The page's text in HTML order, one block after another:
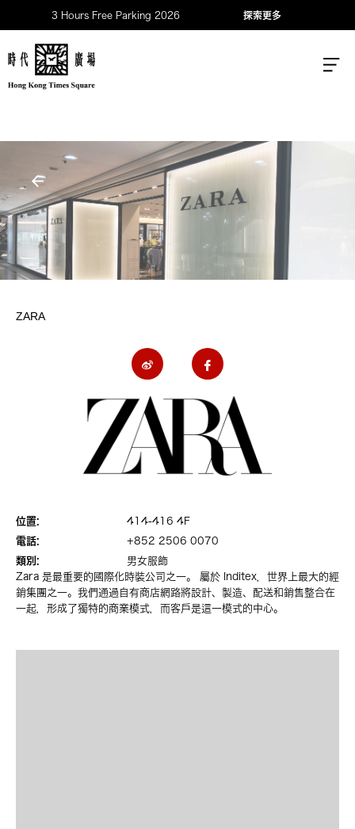
3 Hours Free Parking 2026 探索更多
ZARA
位置:
414-416 4F
電話:
+852 2506 0070
類別:
男女服飾
Zara 是最重要的國際化時裝公司之一。 屬於 Inditex，世界上最大的經
銷集團之一。我們通過自有商店網路將設計、製造、配送和銷售整合在
一起，形成了獨特的商業模式，而客戶是這一模式的中心。